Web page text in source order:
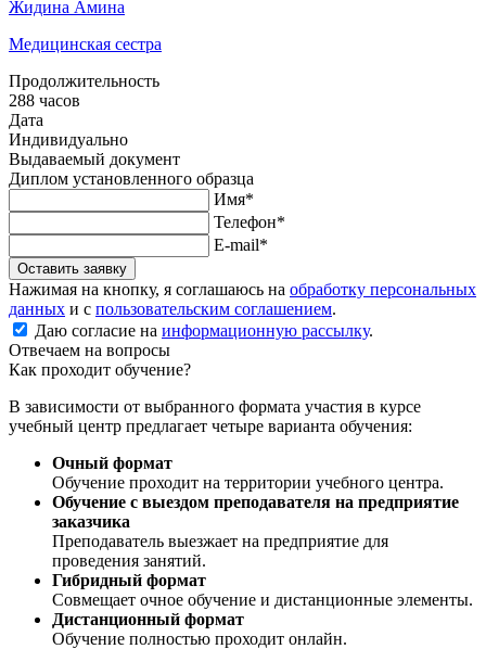
Жидина Амина
Медицинская сестра
Продолжительность
288 часов
Дата
Индивидуально
Выдаваемый документ
Диплом установленного образца
Имя*
Телефон*
E-mail*
Оставить заявку
Нажимая на кнопку, я соглашаюсь на обработку персональных
данных и с пользовательским соглашением.
Даю согласие на информационную рассылку.
Отвечаем на вопросы
Как проходит обучение?
В зависимости от выбранного формата участия в курсе
учебный центр предлагает четыре варианта обучения:
Очный формат
Обучение проходит на территории учебного центра.
Обучение с выездом преподавателя на предприятие
заказчика
Преподаватель выезжает на предприятие для
проведения занятий.
Гибридный формат
Совмещает очное обучение и дистанционные элементы.
Дистанционный формат
Обучение полностью проходит онлайн.